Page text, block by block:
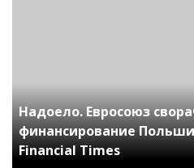
Надоело. Евросоюз
финансирование
Financial Times